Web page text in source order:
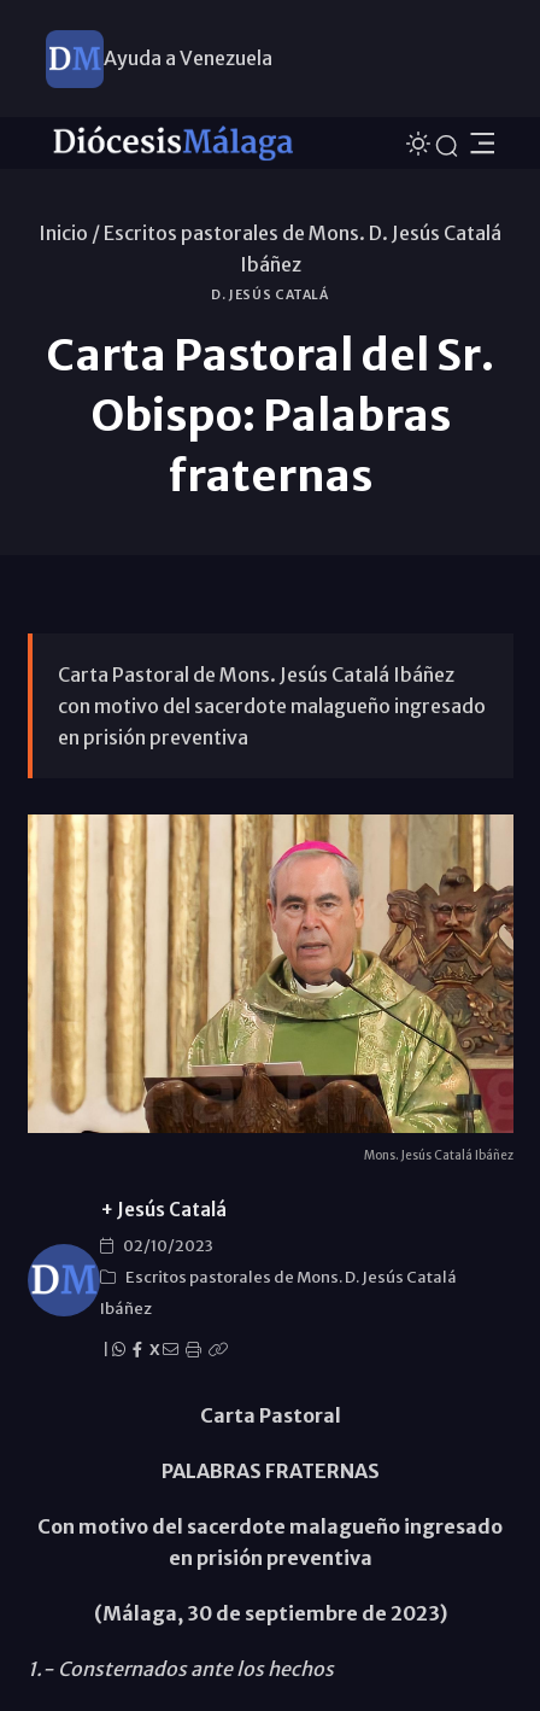
Ayuda a Venezuela
Inicio / Escritos pastorales de Mons. D. Jesús Catalá
Ibáñez
D. JESÚS CATALÁ
Carta Pastoral del Sr.
Obispo: Palabras
fraternas
Carta Pastoral de Mons. Jesús Catalá Ibáñez
con motivo del sacerdote malagueño ingresado
en prisión preventiva
Mons. Jesús Catalá Ibáñez
+ Jesús Catalá
02/10/2023
Escritos pastorales de Mons. D. Jesús Catalá
Ibáñez
X
Carta Pastoral
PALABRAS FRATERNAS
Con motivo del sacerdote malagueño ingresado
en prisión preventiva
(Málaga, 30 de septiembre de 2023)
1.- Consternados ante los hechos